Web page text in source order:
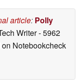
article: Polly
Writer- 5962
Notebookcheck